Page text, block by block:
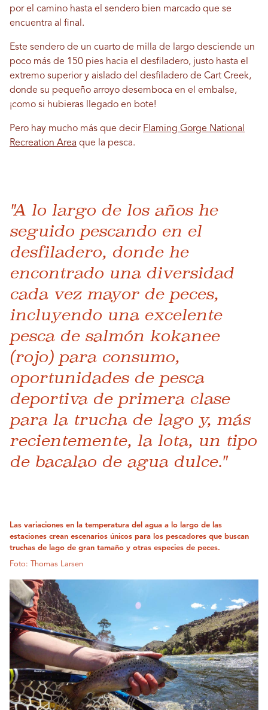
por el camino hasta el sendero bien marcado que se
encuentra al final.
Este sendero de un cuarto de milla de largo desciende un
poco más de 150 pies hacia el desfiladero, justo hasta el
extremo superior y aislado del desfiladero de Cart Creek,
donde su pequeño arroyo desemboca en el embalse,
¡como si hubieras llegado en bote!
Pero hay mucho más que decir Flaming Gorge National
Recreation Area que la pesca.
"A lo largo de los años he
seguido pescando en el
desfiladero, donde he
encontrado una diversidad
cada vez mayor de peces,
incluyendo una excelente
pesca de salmón kokanee
(rojo) para consumo,
oportunidades de pesca
deportiva de primera clase
para la trucha de lago y, más
recientemente, la lota, un tipo
de bacalao de agua dulce."
Las variaciones en la temperatura del agua a lo largo de las
estaciones crean escenarios únicos para los pescadores que buscan
truchas de lago de gran tamaño y otras especies de peces.
Foto: Thomas Larsen